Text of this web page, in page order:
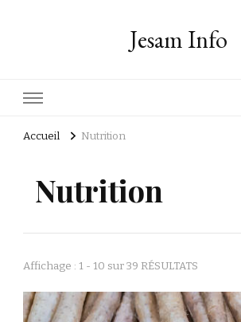
Jesam Info
Accueil Nutrition
Nutrition
Affichage : 1 - 10 sur 39 RÉSULTATS